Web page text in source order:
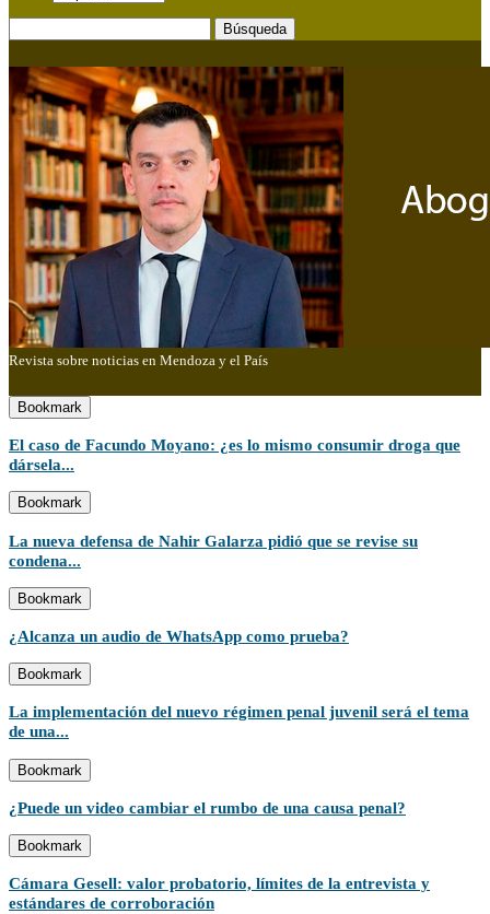
Búsqueda
Revista sobre noticias en Mendoza y el País
Bookmark
El caso de Facundo Moyano: ¿es lo mismo consumir droga que
dársela...
Bookmark
La nueva defensa de Nahir Galarza pidió que se revise su
condena...
Bookmark
¿Alcanza un audio de WhatsApp como prueba?
Bookmark
La implementación del nuevo régimen penal juvenil será el tema
de una...
Bookmark
¿Puede un video cambiar el rumbo de una causa penal?
Bookmark
Cámara Gesell: valor probatorio, límites de la entrevista y
estándares de corroboración